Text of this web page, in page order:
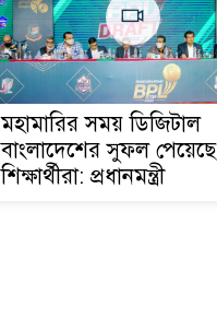
মহামারির সময় ডিজিটাল
বাংলাদেশের সুফল পেয়েছে
শিক্ষার্থীরা: প্রধানমন্ত্রী